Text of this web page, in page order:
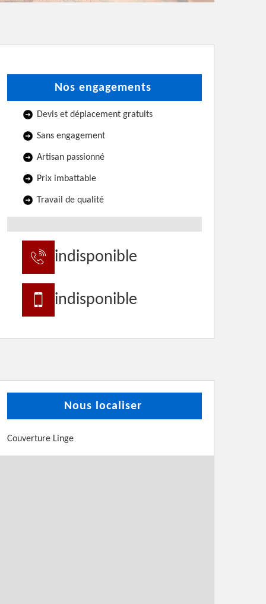
Nos engagements
Devis et déplacement gratuits
Sans engagement
Artisan passionné
Prix imbattable
Travail de qualité
indisponible
indisponible
Nous localiser
Couverture Linge